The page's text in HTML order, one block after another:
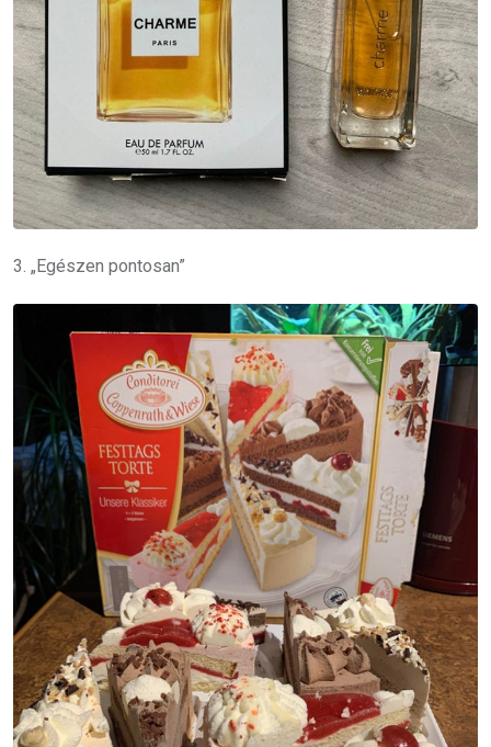
3. „Egészen pontosan”